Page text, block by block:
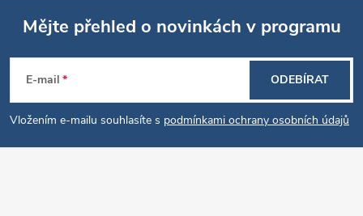
Z
á
p
Mějte přehled o novinkách v programu
E-mail
Vložením e-mailu souhlasíte s podmínkami ochrany osobních údajů
ODEBÍRAT